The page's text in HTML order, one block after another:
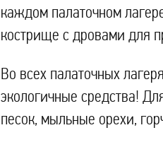
каждом палаточном
кострище с дровами для
Во всех палаточных
экологичные средства!
песок, мыльные орехи,